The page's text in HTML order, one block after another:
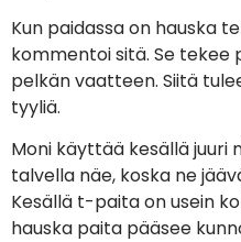
Kun paidassa on hauska
kommentoi sitä. Se tekee
pelkän vaatteen. Siitä
tyyliä.
Moni käyttää kesällä juuri
talvella näe, koska ne
Kesällä t-paita on usein
hauska paita pääsee